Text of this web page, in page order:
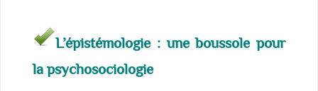
L’épistémologie : une boussole pour
la psychosociologie